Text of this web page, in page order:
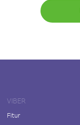
VIBER
Fitur